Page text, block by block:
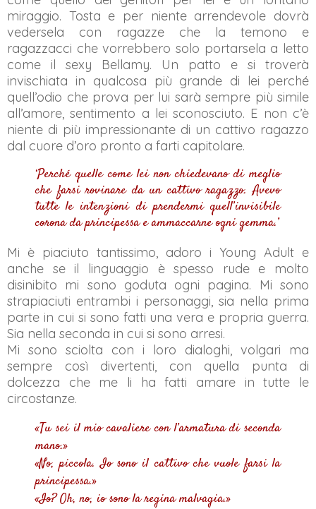
miraggio. Tosta e per niente arrendevole dovrà
vedersela con ragazze che la temono e
ragazzacci che vorrebbero solo portarsela a letto
come il sexy Bellamy. Un patto e si troverà
invischiata in qualcosa più grande di lei perché
quell’odio che prova per lui sarà sempre più simile
all’amore, sentimento a lei sconosciuto. E non c’è
niente di più impressionante di un cattivo ragazzo
dal cuore d’oro pronto a farti capitolare.
‘Perché quelle come lei non chiedevano di meglio
che farsi rovinare da un cattivo ragazzo. Avevo
tutte le intenzioni di prendermi quell’invisibile
corona da principessa e ammaccarne ogni gemma.’
Mi è piaciuto tantissimo, adoro i Young Adult e
anche se il linguaggio è spesso rude e molto
disinibito mi sono goduta ogni pagina. Mi sono
strapiaciuti entrambi i personaggi, sia nella prima
parte in cui si sono fatti una vera e propria guerra.
Sia nella seconda in cui si sono arresi.
Mi sono sciolta con i loro dialoghi, volgari ma
sempre così divertenti, con quella punta di
dolcezza che me li ha fatti amare in tutte le
circostanze.
«Tu sei il mio cavaliere con l’armatura di seconda
mano.»
«No, piccola. Io sono il cattivo che vuole farsi la
principessa.»
«Io? Oh, no, io sono la regina malvagia.»